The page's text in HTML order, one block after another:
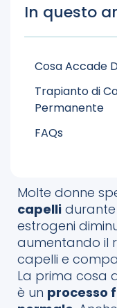
In questo
Cosa Accade
Trapianto di
Permanente
FAQs
Molte donne
capelli
estrogeni
aumentando il
capelli e
La prima cosa
è un processo